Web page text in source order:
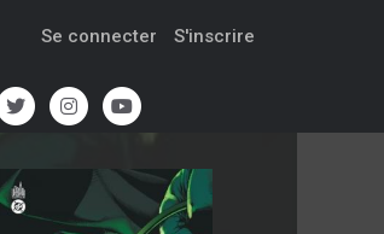
Se connecter S'inscrire